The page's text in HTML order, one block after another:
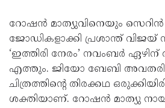
റോഷൻ മാത്യുവിനെയും
ജോഡികളാക്കി പ്രശാന്ത് വിജയ്
‘ഇത്തിരി നേരം’ നവംബർ ഏഴിന്
എത്തും. ജിയോ ബേബി
ചിത്രത്തിന്റെ തിരക്കഥ
ശക്തിയാണ്. റോഷൻ മാത്യു